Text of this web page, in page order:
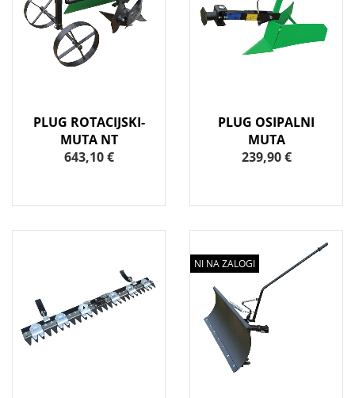
PLUG ROTACIJSKI-
MUTA NT
643,10 €
PLUG OSIPALNI
MUTA
239,90 €
NI NA ZALOGI